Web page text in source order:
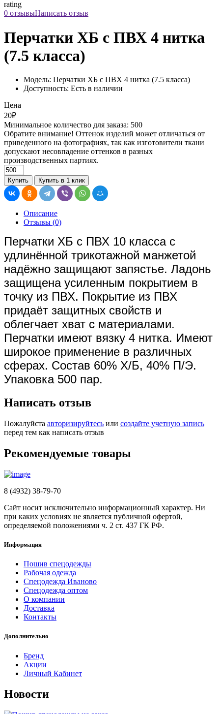
rating
0 отзывыНаписать отзыв
Перчатки ХБ с ПВХ 4 нитка
(7.5 класса)
Модель: Перчатки ХБ с ПВХ 4 нитка (7.5 класса)
Доступность: Есть в наличии
Цена
20₽
Минимальное количество для заказа: 500
Обратите внимание! Оттенок изделий может отличаться от
приведенного на фотографиях, так как изготовители ткани
допускают несовпадение оттенков в разных
производственных партиях.
Купить Купить в 1 клик
Описание
Отзывы (0)
Перчатки ХБ с ПВХ 10 класса с
удлинённой трикотажной манжетой
надёжно защищают запястье. Ладонь
защищена усиленным покрытием в
точку из ПВХ. Покрытие из ПВХ
придаёт защитных свойств и
облегчает хват с материалами.
Перчатки имеют вязку 4 нитка. Имеют
широкое применение в различных
сферах. Состав 60% Х/Б, 40% П/Э.
Упаковка 500 пар.
Написать отзыв
Пожалуйста авторизируйтесь или создайте учетную запись
перед тем как написать отзыв
Рекомендуемые товары
8 (4932) 38-79-70
Сайт носит исключительно информационный характер. Ни
при каких условиях не является публичной офертой,
определяемой положениями ч. 2 ст. 437 ГК РФ.
Информация
Пошив спецодежды
Рабочая одежда
Спецодежда Иваново
Спецодежда оптом
О компании
Доставка
Контакты
Дополнительно
Бренд
Акции
Личный Кабинет
Новости